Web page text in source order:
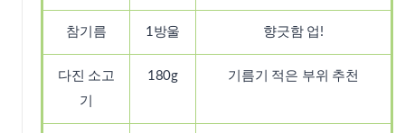
참기름 1방울 향긋함 업!
다진 소고
기
180g 기름기 적은 부위 추천